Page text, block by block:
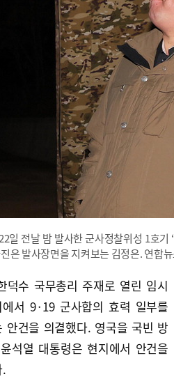
일 전날 밤 발사한 군사정찰위성 1호
은 발사장면을 지켜보는 김정은. 연합
덕수 국무총리 주재로 열린 임시
에서 9·19 군사합의 효력 일부를
안건을 의결했다. 영국을 국빈 방
석열 대통령은 현지에서 안건을
.